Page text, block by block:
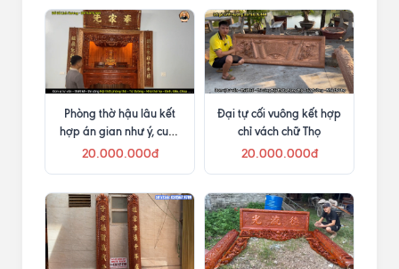
Phòng thờ hậu lâu kết
hợp án gian như ý, cuốn
thư câu đối và cửa võng
20.000.000đ
Đại tự cối vuông kết hợp
chỉ vách chữ Thọ
20.000.000đ